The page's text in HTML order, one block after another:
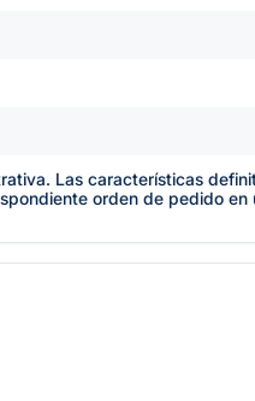
Las características
orden de pedido en